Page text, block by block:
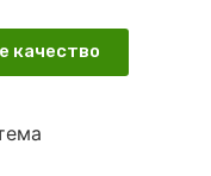
качество